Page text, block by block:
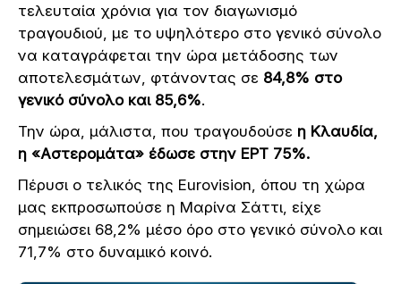
τελευταία χρόνια για τον διαγωνισμό
τραγουδιού, με το υψηλότερο στο γενικό σύνολο
να καταγράφεται την ώρα μετάδοσης των
αποτελεσμάτων, φτάνοντας σε 84,8% στο
γενικό σύνολο και 85,6%.
Την ώρα, μάλιστα, που τραγουδούσε η Κλαυδία,
η «Αστερομάτα» έδωσε στην ΕΡΤ 75%.
Πέρυσι ο τελικός της Eurovision, όπου τη χώρα
μας εκπροσωπούσε η Μαρίνα Σάττι, είχε
σημειώσει 68,2% μέσο όρο στο γενικό σύνολο και
71,7% στο δυναμικό κοινό.